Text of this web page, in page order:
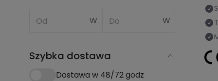
W W
Szybka dostawa
Dostawa w 48/72 godz